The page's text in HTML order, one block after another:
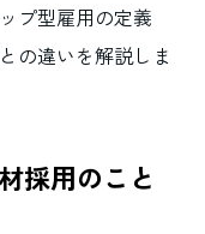
プ型雇用の定義
の違いを解説しま
採用のこと